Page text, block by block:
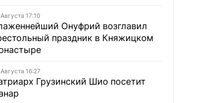
17:10
Онуфрий возглавил
праздник в Княжицком
16:27
Грузинский Шио посетит